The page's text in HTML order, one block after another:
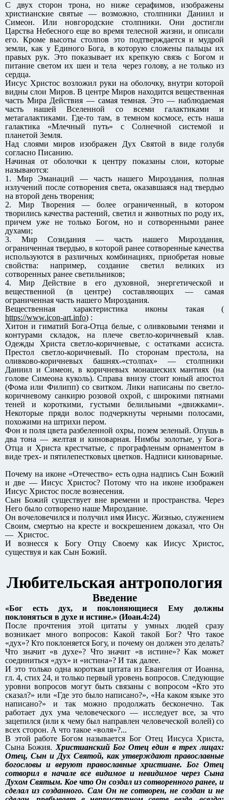
С двух сторон трона, но ниже серафимов, изображены
христианские святые — возможно, столпники Даниил и
Симеон. Или новгородские столпники. Они достигли
Царства Небесного еще во время телесной жизни, и описали
его. Кроме высоты столпов это подтверждается и мудрой
земли, как у Единого Бога, в которую сложены пальцы их
правых рук. Это показывает их крепкую связь с Богом и
питание светом их шеи и тела через голову, а не только из
сердца.
Иисус Христос возложил руки на оболочку, внутри которой
видны слои Миров. В центре Миров находится вещественная
часть Мира Действия — самая темная. Это — наблюдаемая
часть нашей Вселенной со всеми галактиками и
метагалактиками. Где-то там, в темном космосе, есть наша
галактика «Млечный путь» с Солнечной системой и
планетой Земля.
Над слоями миров изображен Дух Святой в виде голубя
согласно Писанию.
Начиная от оболочки к центру показаны слои, которые
называются:
1. Мир Эманаций — часть нашего Мироздания, полная
излучений после сотворения света, оказавшаяся над твердью
на второй день творения;
2. Мир Творения — более ограниченный, в котором
творились качества растений, светил и животных по роду их,
причем уже не только Богом, но и сотворенными ранее
духами;
3. Мир Созидания — часть нашего Мироздания,
ограниченная твердью, в которой ранее сотворенные качества
используются в различных комбинациях, приобретая новые
свойства: например, создание светил великих из
сотворенных ранее светильников;
4. Мир Действие в его духовной, энергетической и
вещественной (в центре) составляющих — самая
ограниченная часть нашего Мироздания.
Вещественная характеристика иконы такая (
https://www.icon-art.info) :
Хитон и гиматий Бога-Отца белые, с оливковыми тенями и
контурами складок, на плече светло-коричневый клав.
Одежды Христа светло-коричневые, с остатками ассиста.
Престол светло-коричневый. По сторонам престола, на
оливково-коричневых башнях-«столпах» — столпники
Даниил и Симеон, в коричневых монашеских мантиях (на
голове Симеона куколь). Справа внизу стоит юный апостол
(Фома или Филипп) со свитком. Лики написаны по светло-
коричневому санкирю розовой охрой, с широкими пятнами
теней и короткими, густыми белильными «движками».
Некоторые пряди волос подчеркнуты черными полосами,
похожими на штрихи пером.
Фон и поля цвета разбеленной охры, позем зеленый. Опушь в
два тона — желтая и киноварная. Нимбы золотые, у Бога-
Отца и Христа крестчатые, с прографленым орнаментом в
виде трех- и пятилепестковых цветков. Надписи киноварные.
Почему на иконе «Отечество» есть одна надпись Сын Божий
и две — Иисус Христос? Потому что на иконе изображен
Иисус Христос после вознесения.
Сын Божий существует вне времени и пространства. Через
Него было сотворено наше Мироздание.
Он вочеловечился и получил имя Иисус. Жизнью, служением
Своим, смертью на кресте и воскрешением доказал, что Он
— Христос.
И вознесся к Богу Отцу Своему как Иисус Христос,
существуя и как Сын Божий.
Любительская антропология
Введение
«Бог есть дух, и поклоняющиеся Ему должны
поклоняться в духе и истине.» (Иоан.4:24)
После прочтения этой цитаты у умных людей сразу
возникает много вопросов: Какой такой Бог? Что такое
«дух»? Кто поклоняется Богу, и почему он должен это делать?
Что значит «в духе»? Что значит «в истине»? Как может
соединиться «дух» и «истина»? И так далее.
И это только одна короткая цитата из Евангелия от Иоанна,
гл. 4, стих 24, и только первый уровень вопросов. Следующие
уровни вопросов могут быть связаны с вопросом «Кто это
сказал?» или «Где это было написано?», «На каком языке это
написано?» и так можно продолжать бесконечно. Так
работает дух ума человеческого — исследует все, за что
зацепился (или к чему был направлен человеческой волей) со
всех сторон. А что такое «воля»?...
В этой работе Богом называется Бог Отец Иисуса Христа,
Сына Божия. Христианский Бог Отец един в трех лицах:
Отец, Сын и Дух Святой, как утверждают православные
богословы и веруют православные христиане. Бог Отец
сотворил в начале все видимое и невидимое через Сына
Духом Святым. Кое что Он создал из сотворенного ранее, и
сделал из созданного. Сам Он не сотворен, не создан и не